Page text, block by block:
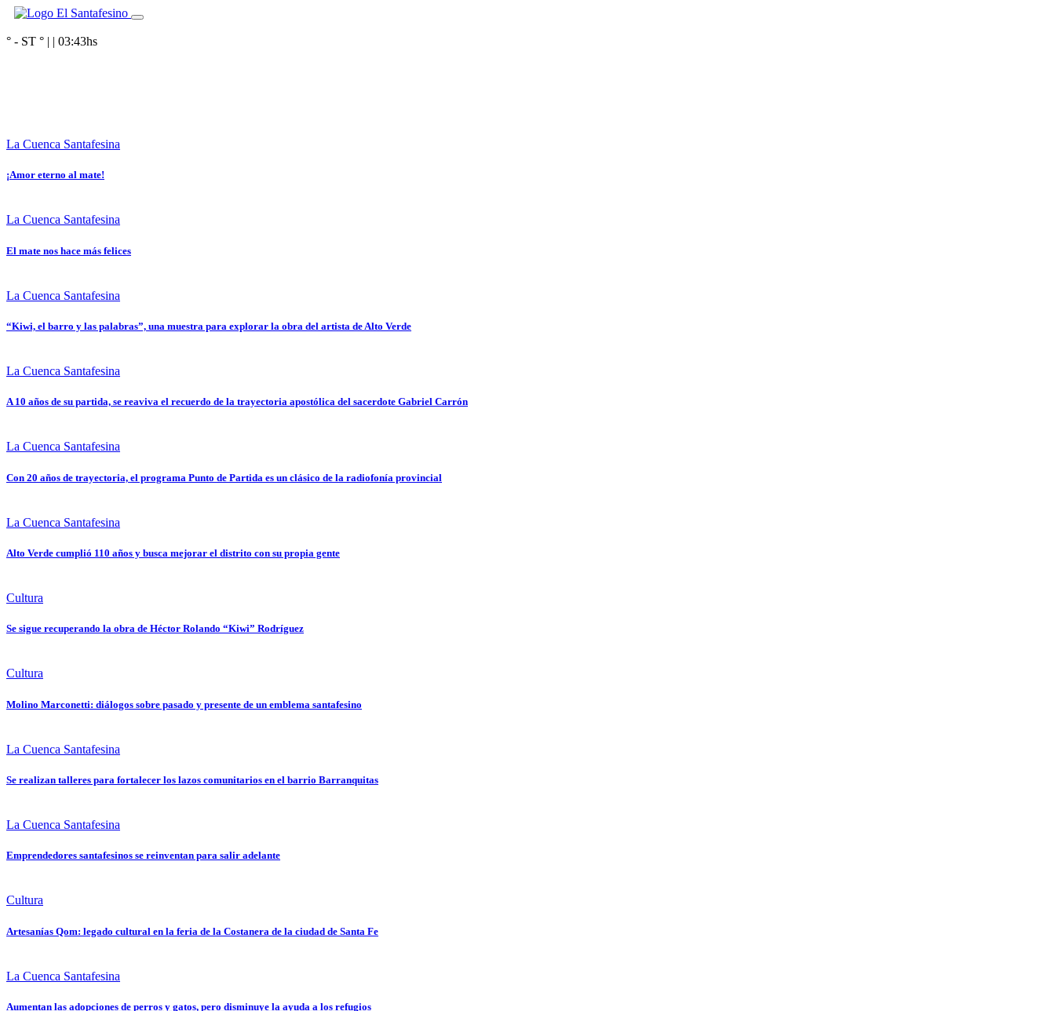
° - ST ° | | 03:43hs
La Cuenca Santafesina
¡Amor eterno al mate!
La Cuenca Santafesina
El mate nos hace más felices
La Cuenca Santafesina
“Kiwi, el barro y las palabras”, una muestra para explorar la obra del artista de Alto Verde
La Cuenca Santafesina
A 10 años de su partida, se reaviva el recuerdo de la trayectoria apostólica del sacerdote Gabriel Carrón
La Cuenca Santafesina
Con 20 años de trayectoria, el programa Punto de Partida es un clásico de la radiofonía provincial
La Cuenca Santafesina
Alto Verde cumplió 110 años y busca mejorar el distrito con su propia gente
Cultura
Se sigue recuperando la obra de Héctor Rolando “Kiwi” Rodríguez
Cultura
Molino Marconetti: diálogos sobre pasado y presente de un emblema santafesino
La Cuenca Santafesina
Se realizan talleres para fortalecer los lazos comunitarios en el barrio Barranquitas
La Cuenca Santafesina
Emprendedores santafesinos se reinventan para salir adelante
Cultura
Artesanías Qom: legado cultural en la feria de la Costanera de la ciudad de Santa Fe
La Cuenca Santafesina
Aumentan las adopciones de perros y gatos, pero disminuye la ayuda a los refugios